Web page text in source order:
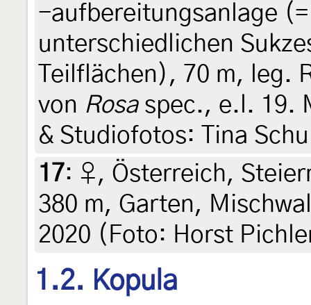
-aufbereitungsanlage
unterschiedlichen
Teilflächen), 70 m, leg.
von Rosaspec., e.l. 19.
& Studiofotos: Tina
17: ♀, Österreich,
380 m, Garten,
2020 (Foto: Horst
1.2. Kopula